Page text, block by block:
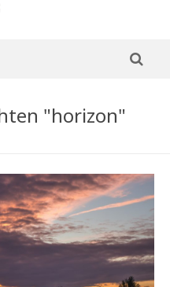
"horizon"